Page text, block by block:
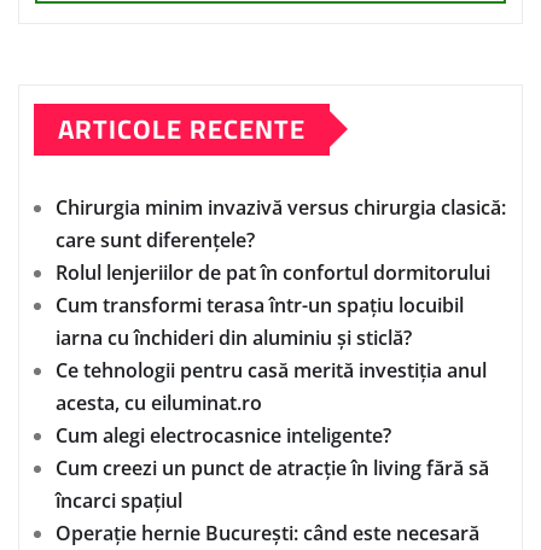
ARTICOLE RECENTE
Chirurgia minim invazivă versus chirurgia clasică:
care sunt diferențele?
Rolul lenjeriilor de pat în confortul dormitorului
Cum transformi terasa într-un spațiu locuibil
iarna cu închideri din aluminiu și sticlă?
Ce tehnologii pentru casă merită investiția anul
acesta, cu eiluminat.ro
Cum alegi electrocasnice inteligente?
Cum creezi un punct de atracție în living fără să
încarci spațiul
Operație hernie București: când este necesară